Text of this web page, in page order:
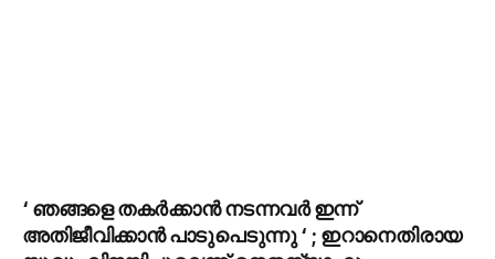
‘ ഞങ്ങളെ തകർക്കാൻ നടന്നവർ ഇന്ന്
അതിജീവിക്കാൻ പാടുപെടുന്നു ‘ ; ഇറാനെതിരായ